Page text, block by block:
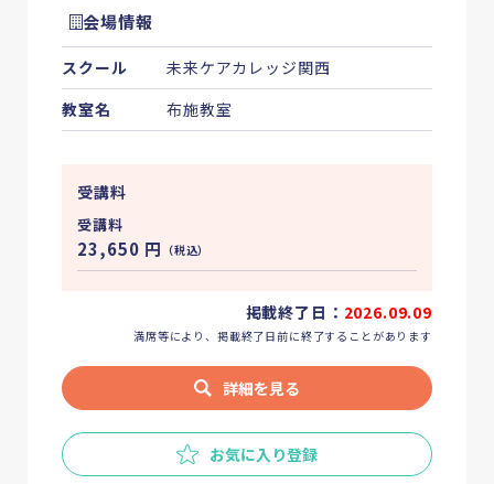
会場情報
スクール
未来ケアカレッジ関西
教室名
布施教室
受講料
受講料
23,650 円 （税込）
掲載終了日： 2026.09.09
満席等により、掲載終了日前に終了することがあります
詳細を見る
お気に入り登録